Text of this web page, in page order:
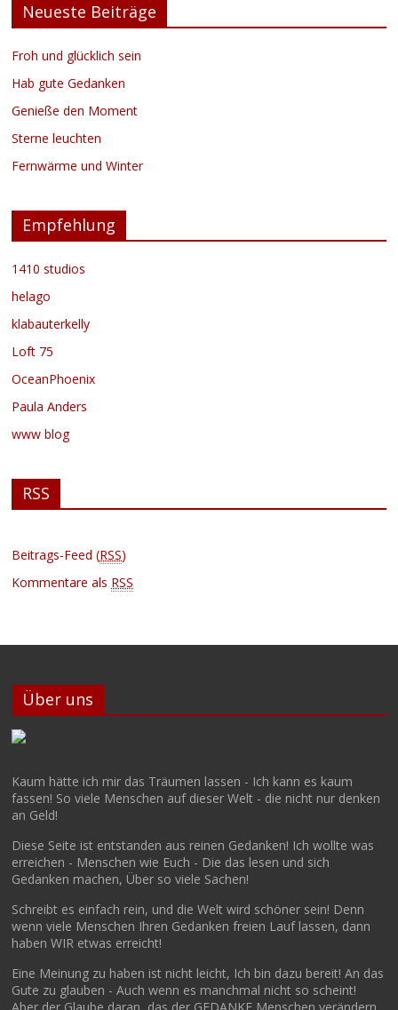
Neueste Beiträge
Froh und glücklich sein
Hab gute Gedanken
Genieße den Moment
Sterne leuchten
Fernwärme und Winter
Empfehlung
1410 studios
helago
klabauterkelly
Loft 75
OceanPhoenix
Paula Anders
www blog
RSS
Beitrags-Feed (RSS)
Kommentare als RSS
Über uns
Kaum hätte ich mir das Träumen lassen - Ich kann es kaum
fassen! So viele Menschen auf dieser Welt - die nicht nur denken
an Geld!
Diese Seite ist entstanden aus reinen Gedanken! Ich wollte was
erreichen - Menschen wie Euch - Die das lesen und sich
Gedanken machen, Über so viele Sachen!
Schreibt es einfach rein, und die Welt wird schöner sein! Denn
wenn viele Menschen Ihren Gedanken freien Lauf lassen, dann
haben WIR etwas erreicht!
Eine Meinung zu haben ist nicht leicht, Ich bin dazu bereit! An das
Gute zu glauben - Auch wenn es manchmal nicht so scheint!